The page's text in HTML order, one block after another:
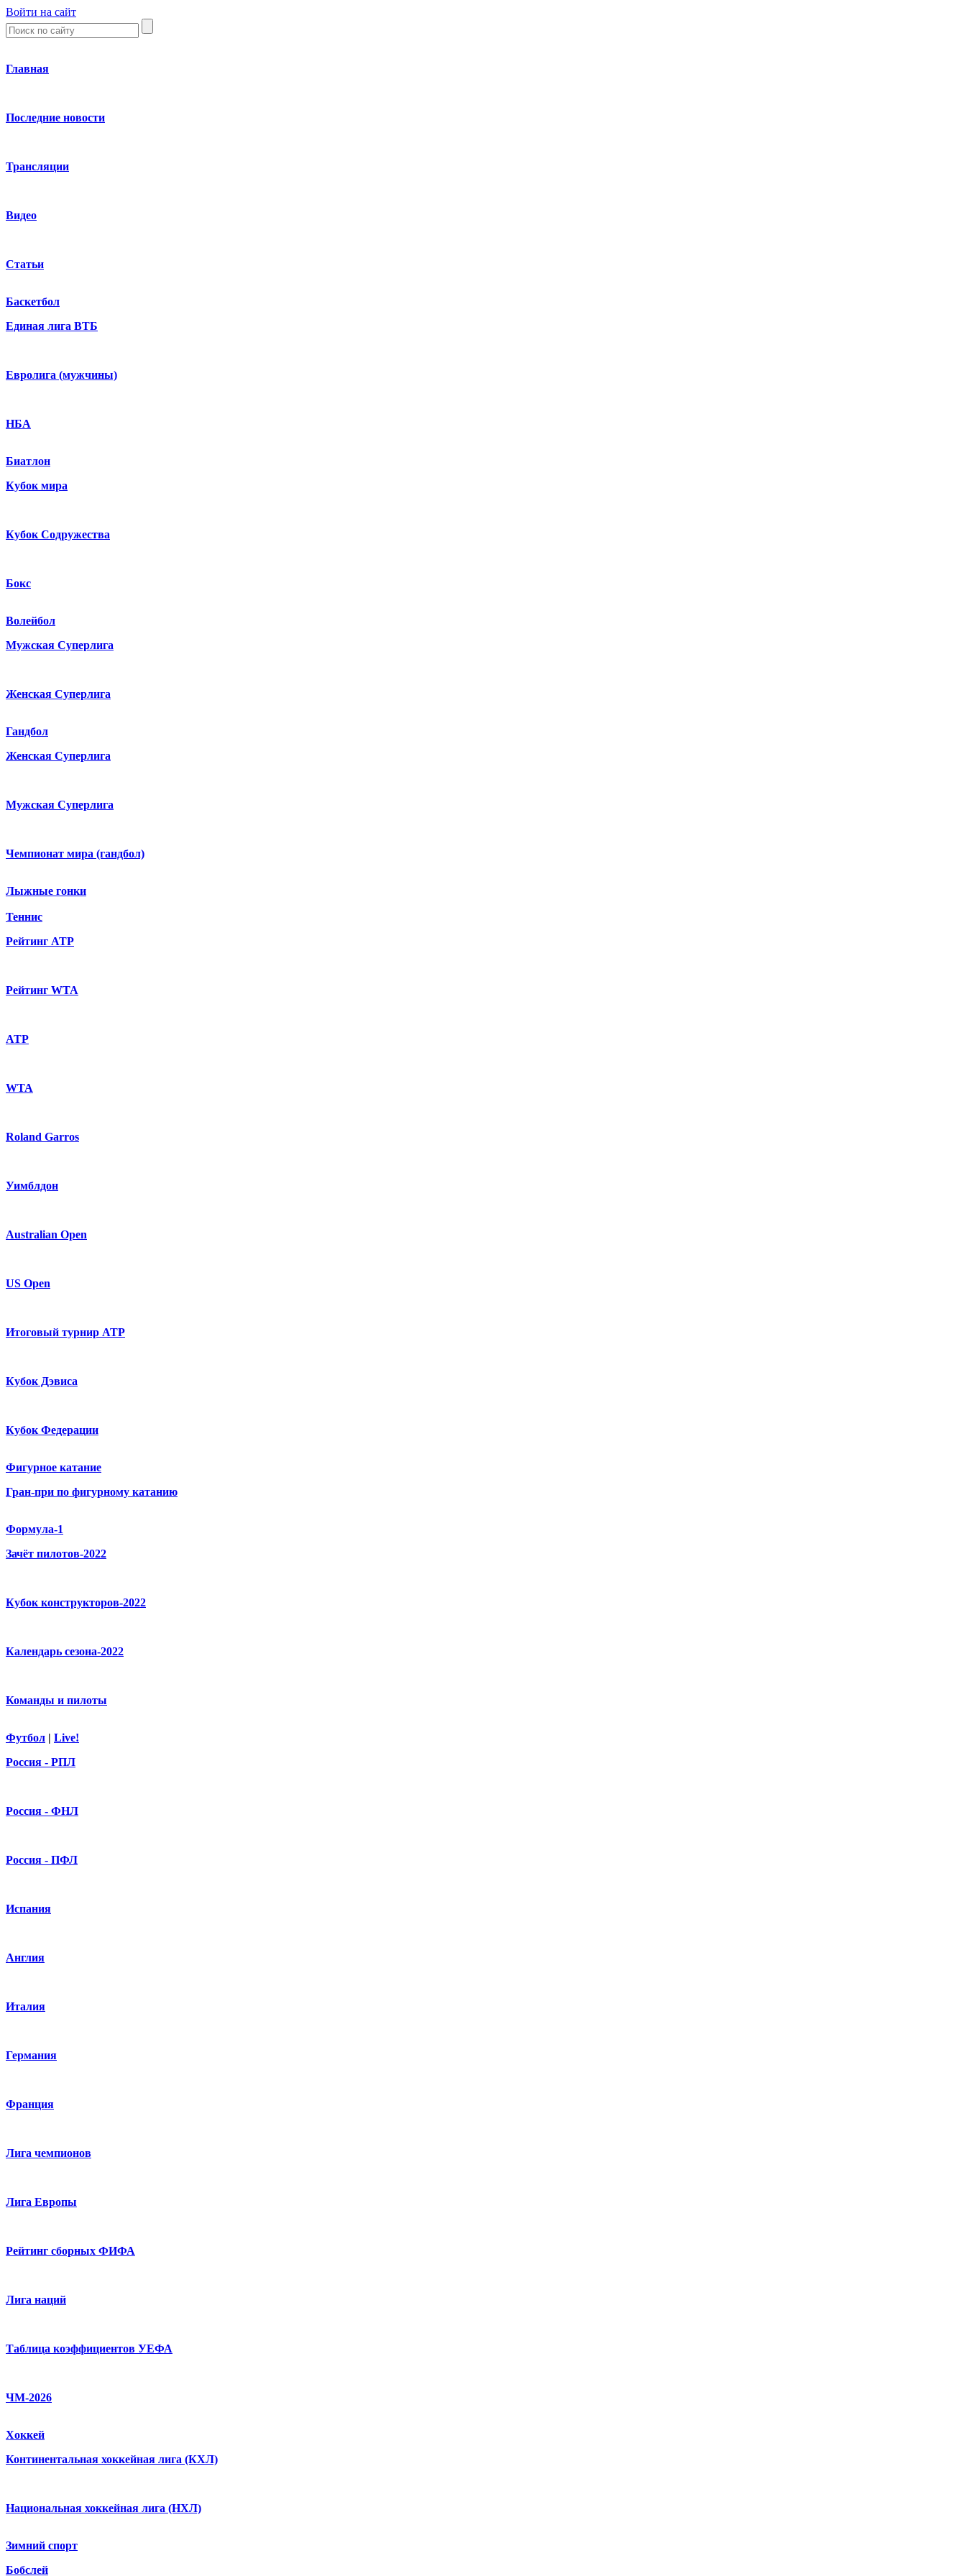
Войти на сайт
Главная
Последние новости
Трансляции
Видео
Статьи
Баскетбол
Единая лига ВТБ
Евролига (мужчины)
НБА
Биатлон
Кубок мира
Кубок Содружества
Бокс
Волейбол
Мужская Суперлига
Женская Суперлига
Гандбол
Женская Суперлига
Мужская Суперлига
Чемпионат мира (гандбол)
Лыжные гонки
Теннис
Рейтинг ATP
Рейтинг WTA
ATP
WTA
Roland Garros
Уимблдон
Australian Open
US Open
Итоговый турнир ATP
Кубок Дэвиса
Кубок Федерации
Фигурное катание
Гран-при по фигурному катанию
Формула-1
Зачёт пилотов-2022
Кубок конструкторов-2022
Календарь сезона-2022
Команды и пилоты
Футбол | Live!
Россия - РПЛ
Россия - ФНЛ
Россия - ПФЛ
Испания
Англия
Италия
Германия
Франция
Лига чемпионов
Лига Европы
Рейтинг сборных ФИФА
Лига наций
Таблица коэффициентов УЕФА
ЧМ-2026
Хоккей
Континентальная хоккейная лига (КХЛ)
Национальная хоккейная лига (НХЛ)
Зимний спорт
Бобслей